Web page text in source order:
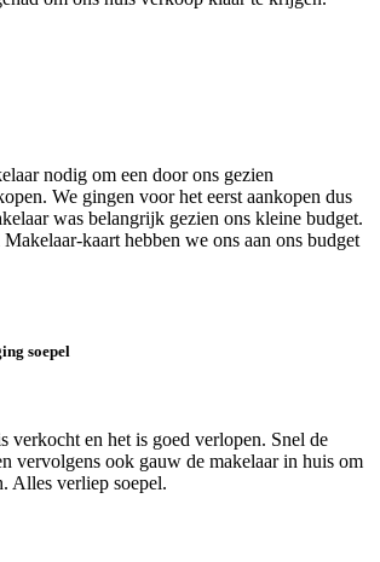
nodig om een door ons gezien
We gingen voor het eerst aankopen dus
was belangrijk gezien ons kleine budget.
kaart hebben we ons aan ons budget
soepel
verkocht en het is goed verlopen. Snel de
vervolgens ook gauw de makelaar in huis om
Alles verliep soepel.